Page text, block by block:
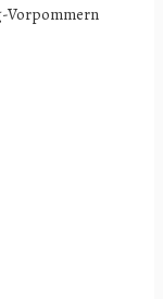
Vorpommern